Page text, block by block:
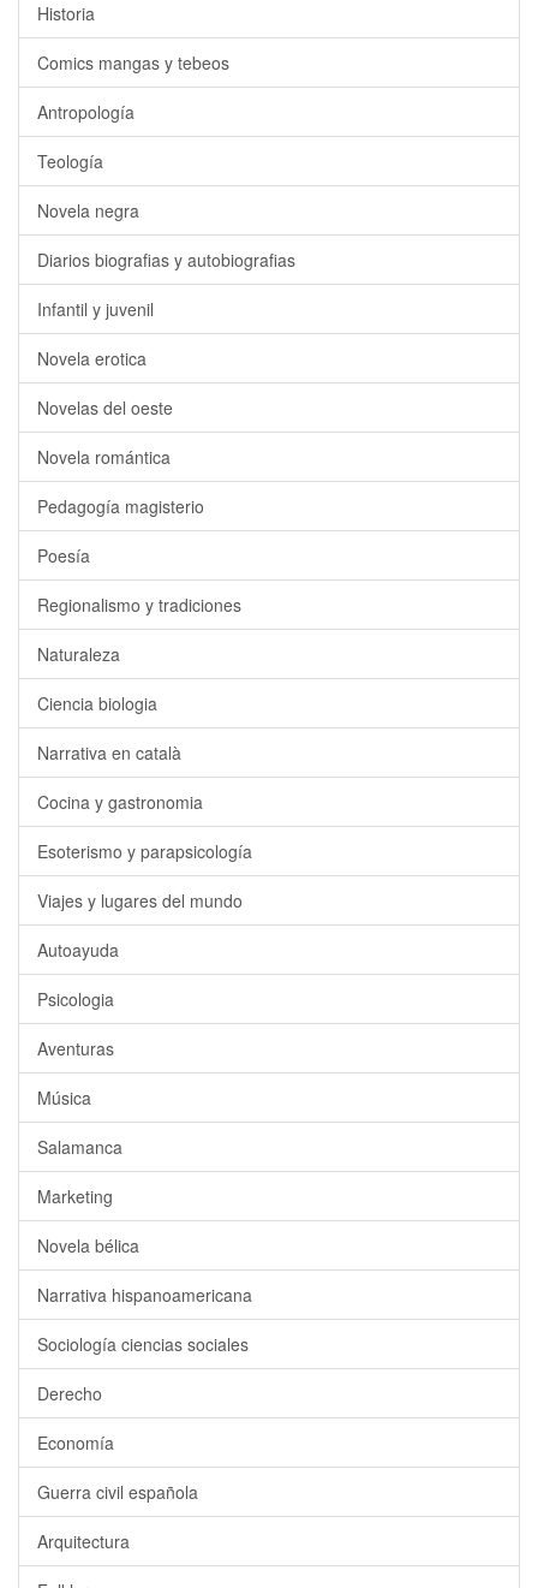
Historia
Comics mangas y tebeos
Antropología
Teología
Novela negra
Diarios biografias y autobiografias
Infantil y juvenil
Novela erotica
Novelas del oeste
Novela romántica
Pedagogía magisterio
Poesía
Regionalismo y tradiciones
Naturaleza
Ciencia biologia
Narrativa en català
Cocina y gastronomia
Esoterismo y parapsicología
Viajes y lugares del mundo
Autoayuda
Psicologia
Aventuras
Música
Salamanca
Marketing
Novela bélica
Narrativa hispanoamericana
Sociología ciencias sociales
Derecho
Economía
Guerra civil española
Arquitectura